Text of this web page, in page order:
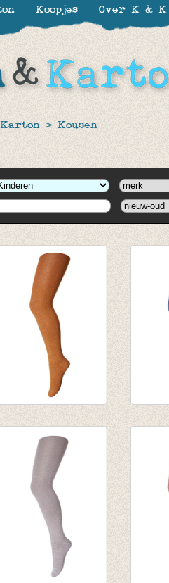
> Kousen
glitter dark
copper/oxyde
€ 17,50
€ 14,00 €
Koopjes Over K & K